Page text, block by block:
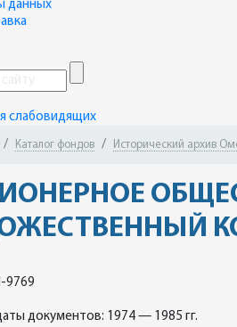
данных
слабовидящих
Каталог фондов Исторический архив
документов: 1974 — 1985 гг.